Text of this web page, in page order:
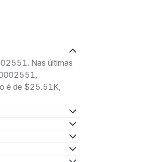
Nas últimas
é de $25.51K,